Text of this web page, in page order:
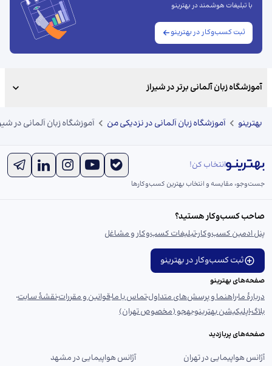
با تبلیغات هوشمند در بهترینو
ثبت کسب‌وکار در بهترینو
آموزشگاه زبان آلمانی برتر در شیراز
بهترینو آموزشگاه زبان آلمانی در نزدیکی من آموزشگاه زبان آلمانی در
انتخاب کن!
جست‌و‌جو، مقایسه و انتخاب بهترین کسب‌وکارها
صاحب کسب‌وکار هستید؟
پنل ادمین کسب‌وکارتبلیغات کسب‌وکار و مشاغل
ثبت کسب‌وکار در بهترینو
صفحه‌های بهترینو
دربارهٔ ماراهنما و پرسش‌های متداولتماس با ماقوانین و مقرراتنقشهٔ سایت
بلاگاپلیکیشن بهترینوبهجو (مخصوص تهران)
صفحه‌های پربازدید
آژانس هواپیمایی در تهران
آژانس هواپیمایی در مشهد